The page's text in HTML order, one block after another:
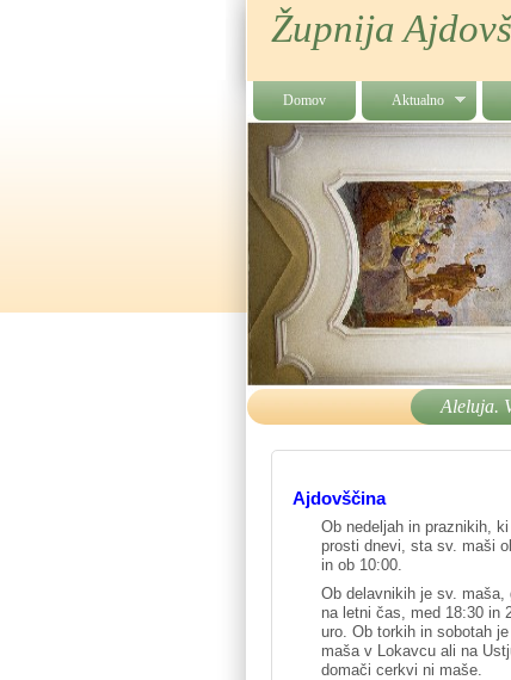
Župnija
Domov Aktualno
Aleluja.
Ajdovščina
Ob nedeljah in praznikih,
prosti dnevi, sta sv. maši
in ob 10:00.
Ob delavnikih je sv. maša,
na letni čas, med 18:30 in
uro. Ob torkih in sobotah
maša v Lokavcu ali na
domači cerkvi ni maše.